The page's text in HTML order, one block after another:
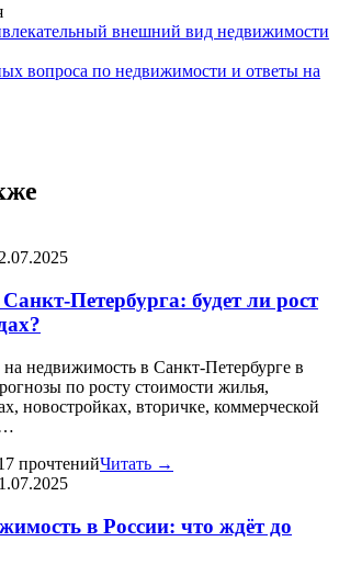
внешний вид недвижимости
вопроса по недвижимости и ответы на
Петербурга: будет ли рост
недвижимость в Санкт-Петербурге в
по росту стоимости жилья,
новостройках, вторичке, коммерческой
прочтенийЧитать →
в России: что ждёт до